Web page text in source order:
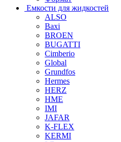
Емкости для жидкостей
ALSO
Baxi
BROEN
BUGATTI
Cimberio
Global
Grundfos
Hermes
HERZ
HME
IMI
JAFAR
K-FLEX
KERMI